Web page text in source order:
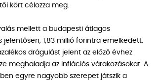
kört célozza meg.
mellett a budapesti átlagos
jelentősen, 1,83 millió forintra emelkedett.
drágulást jelent az előző évhez
meghaladja az inflációs várakozásokat. A
egyre nagyobb szerepet játszik a